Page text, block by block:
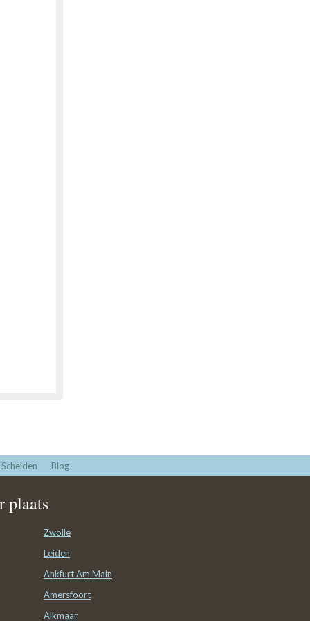
Scheiden Blog
plaats
Zwolle
Leiden
Ankfurt Am Main
Amersfoort
Alkmaar